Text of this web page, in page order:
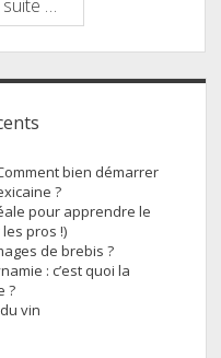
…
de
blog,
que
bien démarrer
?
pour apprendre le
pros !)
de brebis ?
: c’est quoi la
?
vin